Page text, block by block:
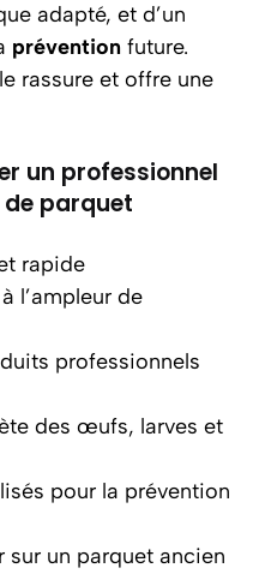
adapté, et d’un
prévention future.
rassure et offre une
un professionnel
parquet
rapide
l’ampleur de
professionnels
des œufs, larves et
pour la prévention
sur un parquet ancien